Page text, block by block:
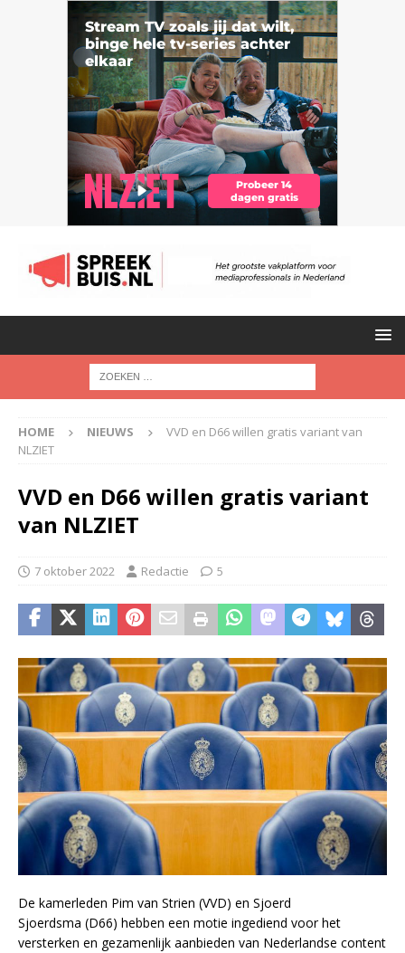
HOME NIEUWS
VVD en D66 willen gratis variant van
NLZIET
VVD en D66 willen gratis variant
van NLZIET
7 oktober 2022 Redactie 5
De kamerleden Pim van Strien (VVD) en Sjoerd
Sjoerdsma (D66) hebben een motie ingediend voor het
versterken en gezamenlijk aanbieden van Nederlandse content